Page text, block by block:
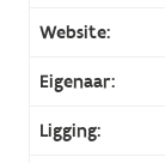
Website:
Eigenaar:
Ligging: